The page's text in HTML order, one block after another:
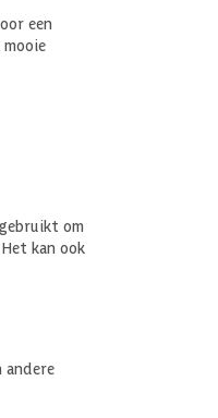
een
om
kan ook
andere